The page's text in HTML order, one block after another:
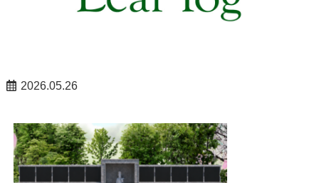
2026.05.26